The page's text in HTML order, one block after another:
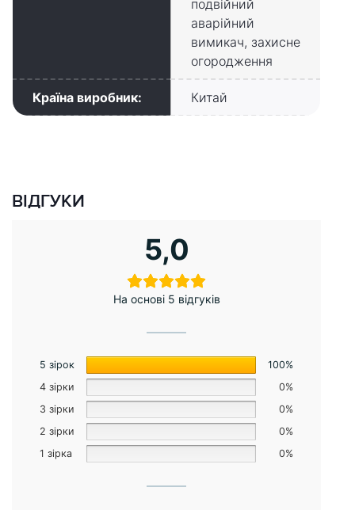
подвійний
аварійний
вимикач, захисне
огородження
Країна виробник: Китай
ВІДГУКИ
5,0
На основі 5 відгуків
5 зірок
100%
4 зірки
0%
3 зірки
0%
2 зірки
0%
1 зірка
0%